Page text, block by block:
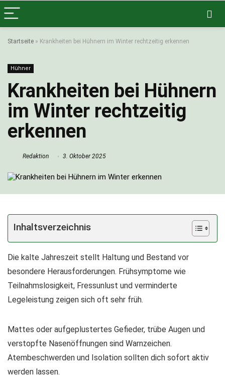
Startseite » Krankheiten bei Hühnern im Winter rechtzeitig erkennen
Hühner
Krankheiten bei Hühnern
im Winter rechtzeitig
erkennen
Redaktion 3. Oktober 2025
Inhaltsverzeichnis
Die kalte Jahreszeit stellt Haltung und Bestand vor
besondere Herausforderungen. Frühsymptome wie
Teilnahmslosigkeit, Fressunlust und verminderte
Legeleistung zeigen sich oft sehr früh.
Mattes oder aufgeplustertes Gefieder, trübe Augen und
verstopfte Nasenöffnungen sind Warnzeichen.
Atembeschwerden und Isolation sollten dich sofort aktiv
werden lassen.